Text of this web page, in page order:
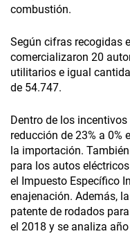
combustión.
Según cifras recogidas
comercializaron 20
utilitarios e igual
de 54.747.
Dentro de los
reducción de 23% a 0%
la importación.
para los autos
el Impuesto Específico
enajenación. Además,
patente de rodados
el 2018 y se analiza